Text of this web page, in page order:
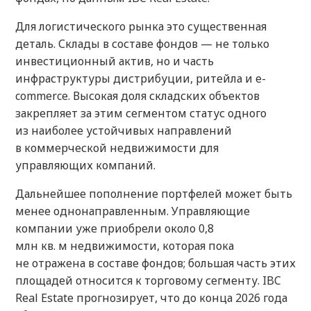
Для логистического рынка это существенная
деталь. Склады в составе фондов — не только
инвестиционный актив, но и часть
инфраструктуры дистрибуции, ритейла и e-
commerce. Высокая доля складских объектов
закрепляет за этим сегментом статус одного
из наиболее устойчивых направлений
в коммерческой недвижимости для
управляющих компаний.
Дальнейшее пополнение портфелей может быть
менее однонаправленным. Управляющие
компании уже приобрели около 0,8
млн кв. м недвижимости, которая пока
не отражена в составе фондов; большая часть этих
площадей относится к торговому сегменту. IBC
Real Estate прогнозирует, что до конца 2026 года